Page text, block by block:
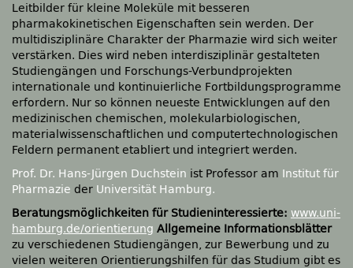
Leitbilder für kleine Moleküle mit besseren
pharmakokinetischen Eigenschaften sein werden. Der
multidisziplinäre Charakter der Pharmazie wird sich weiter
verstärken. Dies wird neben interdisziplinär gestalteten
Studiengängen und Forschungs-Verbundprojekten
internationale und kontinuierliche Fortbildungsprogramme
erfordern. Nur so können neueste Entwicklungen auf den
medizinischen chemischen, molekularbiologischen,
materialwissenschaftlichen und computertechnologischen
Feldern permanent etabliert und integriert werden.
Prof. Dr. Hans-Jürgen Duchstein ist Professor am Institut für
Pharmazie der Universität Hamburg.
Beratungsmöglichkeiten für Studieninteressierte: www.uni-
hamburg.de/orientierung Allgemeine Informationsblätter
zu verschiedenen Studiengängen, zur Bewerbung und zu
vielen weiteren Orientierungshilfen für das Studium gibt es